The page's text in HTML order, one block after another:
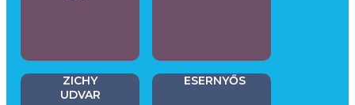
ZICHY
UDVAR
ESERNYŐS